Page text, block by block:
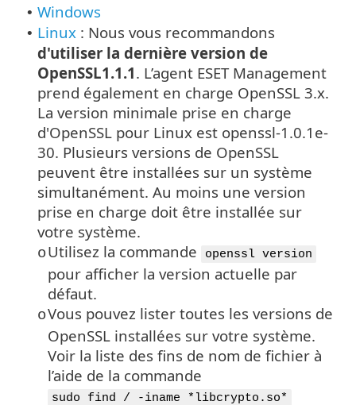
• Windows
• Linux : Nous vous recommandons
d'utiliser la dernière version de
OpenSSL1.1.1. L’agent ESET Management
prend également en charge OpenSSL 3.x.
La version minimale prise en charge
d'OpenSSL pour Linux est openssl-1.0.1e-
30. Plusieurs versions de OpenSSL
peuvent être installées sur un système
simultanément. Au moins une version
prise en charge doit être installée sur
votre système.
oUtilisez la commande openssl version
pour afficher la version actuelle par
défaut.
oVous pouvez lister toutes les versions de
OpenSSL installées sur votre système.
Voir la liste des fins de nom de fichier à
l’aide de la commande
sudo find / -iname *libcrypto.so*